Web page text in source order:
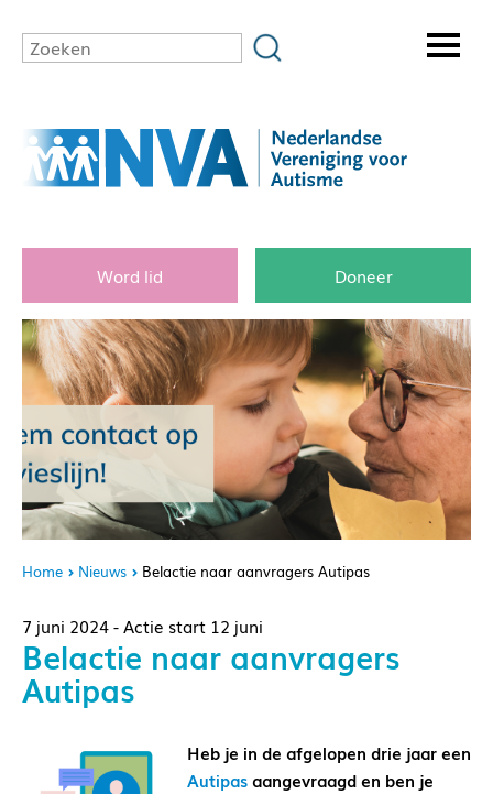
Word lid Doneer
Home Nieuws Belactie naar aanvragers Autipas
7 juni 2024 - Actie start 12 juni
Belactie naar aanvragers
Autipas
Heb je in de afgelopen drie jaar een
Autipasaangevraagd en ben je